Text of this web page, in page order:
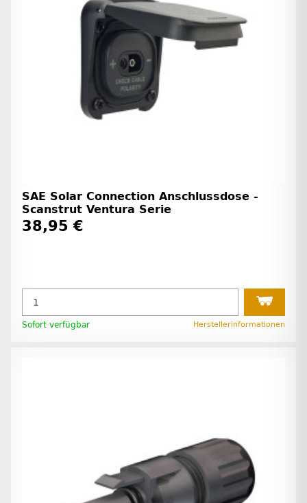
SAE Solar Connection Anschlussdose -
Scanstrut Ventura Serie
38,95 €
Sofort verfügbar Herstellerinformationen